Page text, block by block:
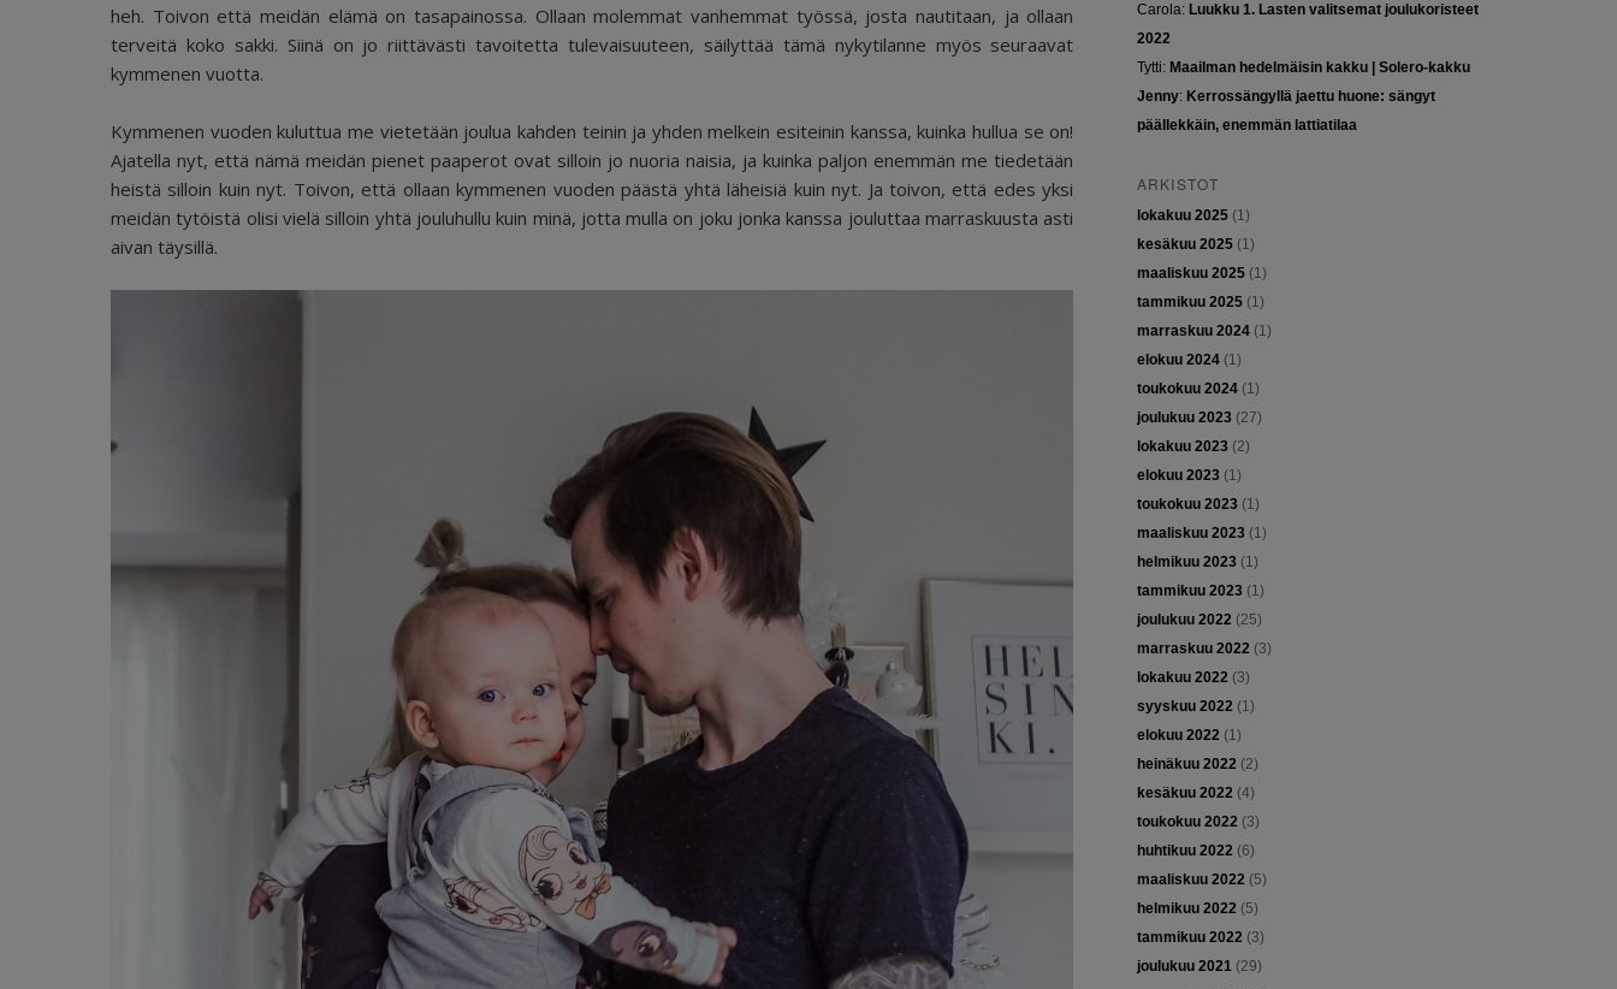
heh. Toivon että meidän elämä on tasapainossa. Ollaan molemmat vanhemmat työssä, josta nautitaan, ja ollaan
terveitä koko sakki. Siinä on jo riittävästi tavoitetta tulevaisuuteen, säilyttää tämä nykytilanne myös seuraavat
kymmenen vuotta.
Kymmenen vuoden kuluttua me vietetään joulua kahden teinin ja yhden melkein esiteinin kanssa, kuinka hullua se on!
Ajatella nyt, että nämä meidän pienet paaperot ovat silloin jo nuoria naisia, ja kuinka paljon enemmän me tiedetään
heistä silloin kuin nyt. Toivon, että ollaan kymmenen vuoden päästä yhtä läheisiä kuin nyt. Ja toivon, että edes yksi
meidän tytöistä olisi vielä silloin yhtä jouluhullu kuin minä, jotta mulla on joku jonka kanssa jouluttaa marraskuusta asti
aivan täysillä.
Carola: Luukku 1. Lasten valitsemat joulukoristeet
2022
Tytti: Maailman hedelmäisin kakku | Solero-kakku
Jenny: Kerrossängyllä jaettu huone: sängyt
päällekkäin, enemmän lattiatilaa
ARKISTOT
lokakuu 2025(1)
kesäkuu 2025(1)
maaliskuu 2025(1)
tammikuu 2025(1)
marraskuu 2024(1)
elokuu 2024(1)
toukokuu 2024(1)
joulukuu 2023(27)
lokakuu 2023(2)
elokuu 2023(1)
toukokuu 2023(1)
maaliskuu 2023(1)
helmikuu 2023(1)
tammikuu 2023(1)
joulukuu 2022(25)
marraskuu 2022(3)
lokakuu 2022(3)
syyskuu 2022(1)
elokuu 2022(1)
heinäkuu 2022(2)
kesäkuu 2022(4)
toukokuu 2022(3)
huhtikuu 2022(6)
maaliskuu 2022(5)
helmikuu 2022(5)
tammikuu 2022(3)
joulukuu 2021(29)